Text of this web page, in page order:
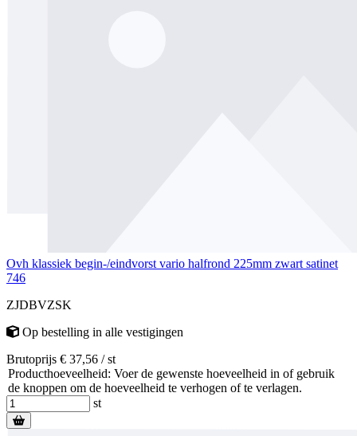
Ovh klassiek begin-/eindvorst vario halfrond 225mm zwart satinet
746
ZJDBVZSK
Op bestelling in alle vestigingen
Brutoprijs € 37,56 / st
Producthoeveelheid: Voer de gewenste hoeveelheid in of gebruik
de knoppen om de hoeveelheid te verhogen of te verlagen.
st